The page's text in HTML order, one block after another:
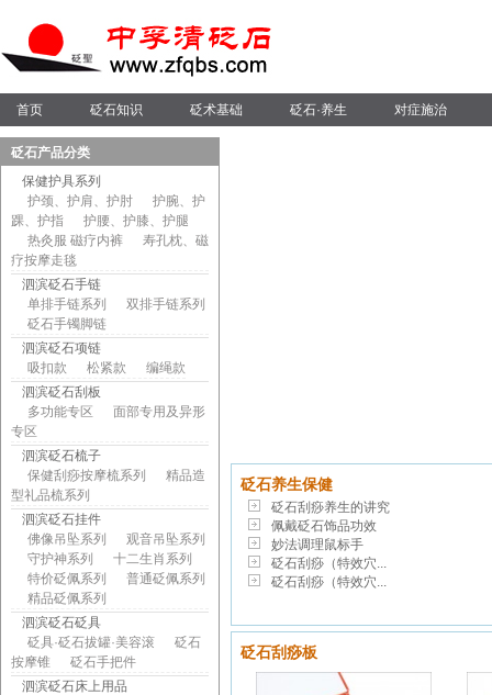
首页 砭石知识 砭术基础 砭石·养生 对症施治
砭石产品分类
保健护具系列
护颈、护肩、护肘
护腕、护
踝、护指
护腰、护膝、护腿
热灸服 磁疗内裤
寿孔枕、磁
疗按摩走毯
泗滨砭石手链
单排手链系列
双排手链系列
砭石手镯脚链
泗滨砭石项链
吸扣款
松紧款
编绳款
泗滨砭石刮板
多功能专区
面部专用及异形
专区
泗滨砭石梳子
保健刮痧按摩梳系列
精品造
型礼品梳系列
泗滨砭石挂件
佛像吊坠系列
观音吊坠系列
守护神系列
十二生肖系列
特价砭佩系列
普通砭佩系列
精品砭佩系列
泗滨砭石砭具
砭具·砭石拔罐·美容滚
砭石
按摩锥
砭石手把件
泗滨砭石床上用品
砭石养生保健
砭石刮痧养生的讲究
佩戴砭石饰品功效
妙法调理鼠标手
砭石刮痧（特效穴...
砭石刮痧（特效穴...
砭石刮痧板